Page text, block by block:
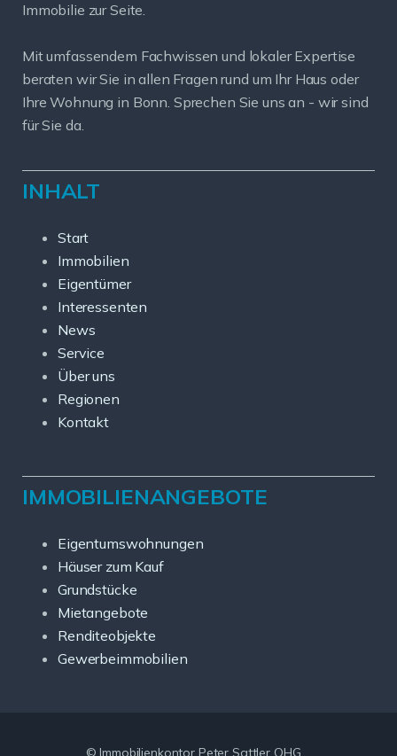
Immobilie zur Seite.
Mit umfassendem Fachwissen und lokaler Expertise
beraten wir Sie in allen Fragen rund um Ihr Haus oder
Ihre Wohnung in Bonn. Sprechen Sie uns an - wir sind
für Sie da.
INHALT
Start
Immobilien
Eigentümer
Interessenten
News
Service
Über uns
Regionen
Kontakt
IMMOBILIENANGEBOTE
Eigentumswohnungen
Häuser zum Kauf
Grundstücke
Mietangebote
Renditeobjekte
Gewerbeimmobilien
© Immobilienkontor Peter Sattler OHG